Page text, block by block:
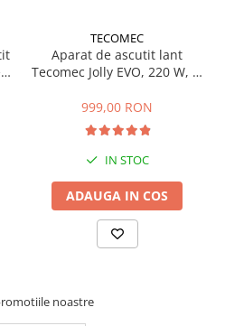
TECOMEC
Aparat de ascutit lant
Tecomec Jolly EVO, 220 W, Ø
999,00 RON
IN STOC
ADAUGA IN COS
noastre